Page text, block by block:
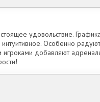
удовольствие.
Особенно
игроками добавляют